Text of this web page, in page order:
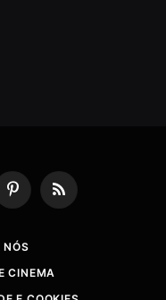
PinterestRSS
NÓS
CINEMA